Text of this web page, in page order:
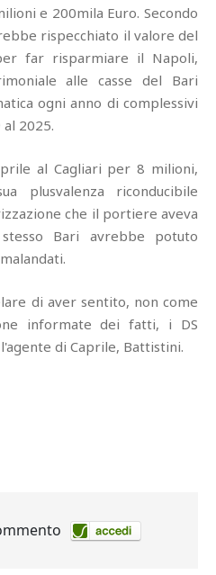
e 200mila Euro. Secondo
rispecchiato il valore del
far risparmiare il Napoli,
alle casse del Bari
ogni anno di complessivi
2025.
al Cagliari per 8 milioni,
plusvalenza riconducibile
che il portiere aveva
Bari avrebbe potuto
di aver sentito, non come
informate dei fatti, i DS
di Caprile, Battistini.